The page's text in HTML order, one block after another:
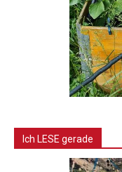
Ich LESE gerade